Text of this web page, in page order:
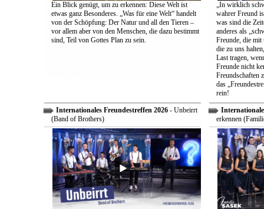
Ein Blick genügt, um zu erkennen: Diese Welt ist
etwas ganz Besonderes. „Was für eine Welt“ handelt
von der Schöpfung: Der Natur und all den Tieren –
vor allem aber von den Menschen, die dazu bestimmt
sind, Teil von Gottes Plan zu sein.
„In wirklich
wahrer Freund
was sind die
anderes als
Freunde, die mit
die zu uns
Last tragen,
Freunde nicht
Freundschaften
das
rein!
Internationales Freundestreffen 2026- Unbeirrt
(Band of Brothers)
erkennen